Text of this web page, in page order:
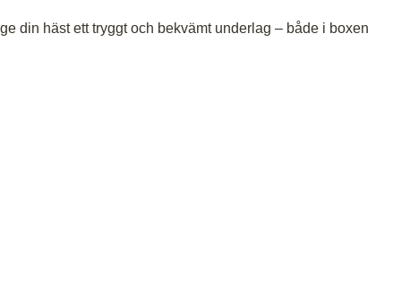
din häst ett tryggt och bekvämt underlag – både i boxen